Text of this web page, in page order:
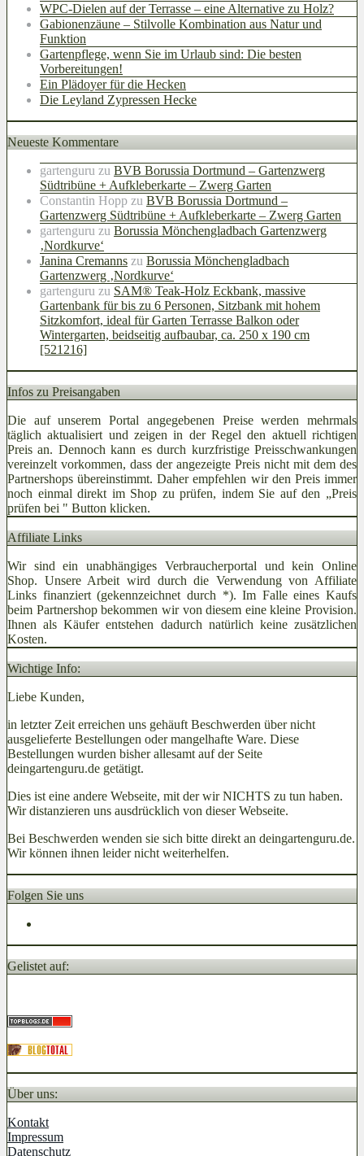
WPC-Dielen auf der Terrasse – eine Alternative zu Holz?
Gabionenzäune – Stilvolle Kombination aus Natur und
Funktion
Gartenpflege, wenn Sie im Urlaub sind: Die besten
Vorbereitungen!
Ein Plädoyer für die Hecken
Die Leyland Zypressen Hecke
Neueste Kommentare
gartenguru zu BVB Borussia Dortmund – Gartenzwerg
Südtribüne + Aufkleberkarte – Zwerg Garten
Constantin Hopp zu BVB Borussia Dortmund –
Gartenzwerg Südtribüne + Aufkleberkarte – Zwerg Garten
gartenguru zu Borussia Mönchengladbach Gartenzwerg
‚Nordkurve‘
Janina Cremanns zu Borussia Mönchengladbach
Gartenzwerg ‚Nordkurve‘
gartenguru zu SAM® Teak-Holz Eckbank, massive
Gartenbank für bis zu 6 Personen, Sitzbank mit hohem
Sitzkomfort, ideal für Garten Terrasse Balkon oder
Wintergarten, beidseitig aufbaubar, ca. 250 x 190 cm
[521216]
Infos zu Preisangaben
Die auf unserem Portal angegebenen Preise werden mehrmals
täglich aktualisiert und zeigen in der Regel den aktuell richtigen
Preis an. Dennoch kann es durch kurzfristige Preisschwankungen
vereinzelt vorkommen, dass der angezeigte Preis nicht mit dem des
Partnershops übereinstimmt. Daher empfehlen wir den Preis immer
noch einmal direkt im Shop zu prüfen, indem Sie auf den „Preis
prüfen bei " Button klicken.
Affiliate Links
Wir sind ein unabhängiges Verbraucherportal und kein Online
Shop. Unsere Arbeit wird durch die Verwendung von Affiliate
Links finanziert (gekennzeichnet durch *). Im Falle eines Kaufs
beim Partnershop bekommen wir von diesem eine kleine Provision.
Ihnen als Käufer entstehen dadurch natürlich keine zusätzlichen
Kosten.
Wichtige Info:
Liebe Kunden,
in letzter Zeit erreichen uns gehäuft Beschwerden über nicht
ausgelieferte Bestellungen oder mangelhafte Ware. Diese
Bestellungen wurden bisher allesamt auf der Seite
deingartenguru.de getätigt.
Dies ist eine andere Webseite, mit der wir NICHTS zu tun haben.
Wir distanzieren uns ausdrücklich von dieser Webseite.
Bei Beschwerden wenden sie sich bitte direkt an deingartenguru.de.
Wir können ihnen leider nicht weiterhelfen.
Folgen Sie uns
Gelistet auf:
Über uns:
Kontakt
Impressum
Datenschutz